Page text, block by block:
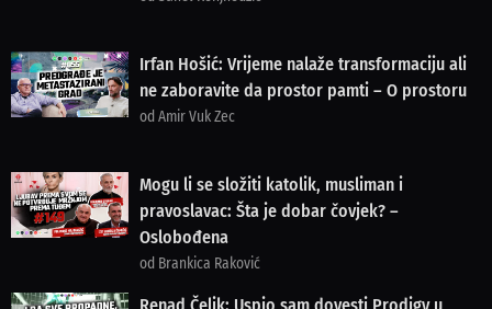
Irfan Hošić: Vrijeme nalaže transformaciju ali
ne zaboravite da prostor pamti – O prostoru
od Amir Vuk Zec
Mogu li se složiti katolik, musliman i
pravoslavac: Šta je dobar čovjek? –
Oslobođena
od Brankica Raković
Renad Čelik: Uspio sam dovesti Prodigy u